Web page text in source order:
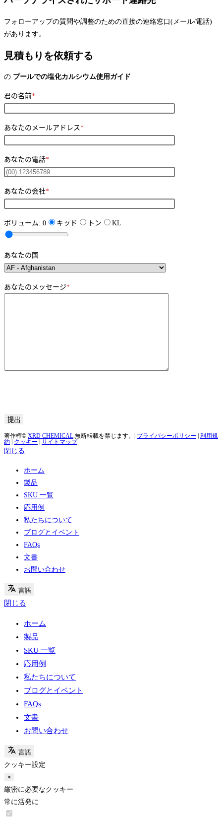
フォローアップの質問や調整のための直接の連絡窓口(メール/電話)
があります。
見積もりを依頼する
の プールでの塩化カルシウム使用ガイド
君の名前*
あなたのメールアドレス*
あなたの電話*
あなたの会社*
ボリューム: 0 キッド トン KL
あなたの国
あなたのメッセージ*
著作権© XRD CHEMICAL.無断転載を禁じます。| プライバシーポリシー
利用規
約
クッキー サイトマップ
閉じる
ホーム
製品
SKU 一覧
応用例
私たちについて
ブログとイベント
FAQs
文書
お問い合わせ
言語
閉じる
ホーム
製品
SKU 一覧
応用例
私たちについて
ブログとイベント
FAQs
文書
お問い合わせ
言語
クッキー設定
×
厳密に必要なクッキー
常に活発に